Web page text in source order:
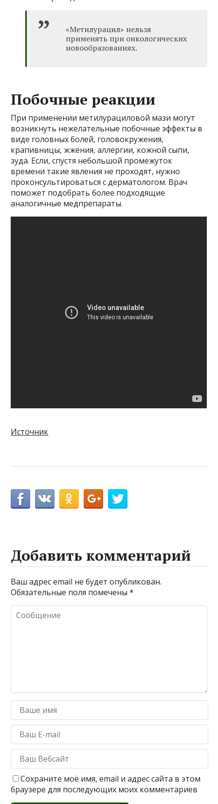
«Метилурацил» нельзя
применять при онкологических
новообразованиях.
Побочные реакции
При применении метилурациловой мази могут
возникнуть нежелательные побочные эффекты в
виде головных болей, головокружения,
крапивницы, жжения, аллергии, кожной сыпи,
зуда. Если, спустя небольшой промежуток
времени такие явления не проходят, нужно
проконсультироваться с дерматологом. Врач
поможет подобрать более подходящие
аналогичные медпрепараты.
Источник
Добавить комментарий
Ваш адрес email не будет опубликован.
Обязательные поля помечены*
Сохраните моё имя, email и адрес сайта в этом
браузере для последующих моих комментариев